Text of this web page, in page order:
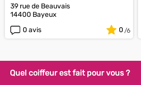
39 rue de Beauvais
14400 Bayeux
0 avis
0
Quel coiffeur est fait pour vous ?